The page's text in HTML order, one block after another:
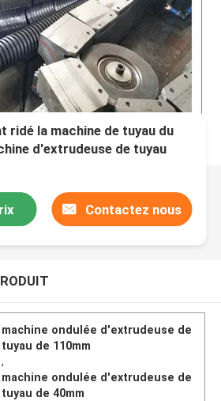
ridé la machine de tuyau du
d'extrudeuse de tuyau
Contactez nous
machine ondulée d'extrudeuse de
tuyau de 110mm
,
machine ondulée d'extrudeuse de
tuyau de 40mm